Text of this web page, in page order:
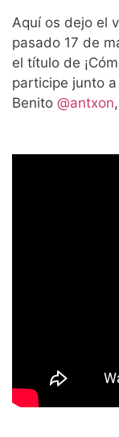
Aquí os dejo el
pasado 17 de
el título de
participe junto
Benito @antxon